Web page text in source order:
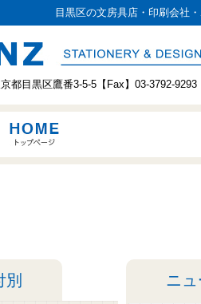
目黒区の文房具店・印刷会社
都目黒区鷹番3-5-5【Fax】03-3792-
別 ニュ